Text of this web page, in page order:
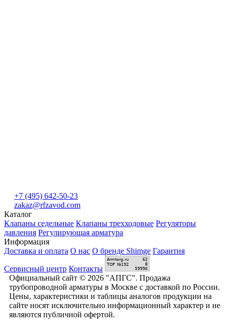
+7 (495) 642-50-23
zakaz@rfzavod.com
Каталог
Клапаны седельные Клапаны трехходовые Регуляторы
давления Регулирующая арматура
Информация
Доставка и оплата О нас О бренде Shimge Гарантия
Сервисный центр Контакты
Официальный сайт © 2026 "АПГС". Продажа
трубопроводной арматуры в Москве с доставкой по России.
Цены, характеристики и таблицы аналогов продукции на
сайте носят исключительно информационный характер и не
являются публичной офертой.